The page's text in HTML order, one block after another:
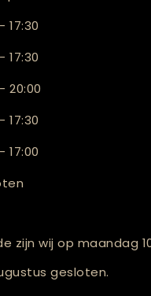
17:30
17:30
20:00
17:30
17:00
zijn wij op maandag
gesloten.